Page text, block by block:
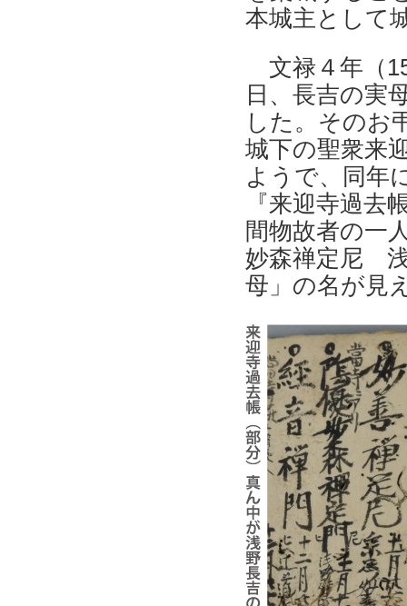
本城主として
文禄４年（
日、長吉の実
した。そのお
城下の聖衆来
ようで、同年
『来迎寺過去
間物故者の一
妙森禅定尼
母」の名が見